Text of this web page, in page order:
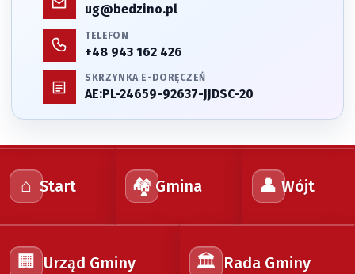
ug@bedzino.pl
TELEFON
+48 943 162 426
SKRZYNKA E-DORĘCZEŃ
AE:PL-24659-92637-JJDSC-20
⌂ Start 🏘️ Gmina 👤 Wójt
🏢 Urząd Gminy 🏛️ Rada Gminy